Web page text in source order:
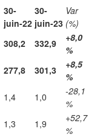
30-
juin-22
30-
juin-23
Var
(%)
308,2 332,9
+8,0
%
277,8 301,3
+8,5
%
1,4 1,0
-28,1
%
1,3 1,9
+52,7
%